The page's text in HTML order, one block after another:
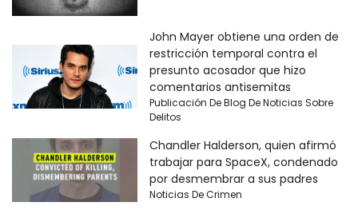
John Mayer obtiene una orden de
restricción temporal contra el
presunto acosador que hizo
comentarios antisemitas
Publicación De Blog De Noticias Sobre
Delitos
Chandler Halderson, quien afirmó
trabajar para SpaceX, condenado
por desmembrar a sus padres
Noticias De Crimen